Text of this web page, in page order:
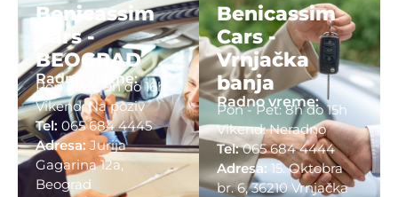
Benicassim
Cars -
BEOGRAD
Radno vreme:
Pon - Pet: 9h do 16h
Vikend: Na poziv
Tel: 065 684 4445
Adresa: Jurija
Gagarina 12a,
Beograd
Benicassim
Cars -
Vrnjačka
banja
Radno vreme:
Pon - Pet: 8h do 15h
Vikend: Neradno
Tel:065 684 4444
Adresa: 15. Oktobra
br. 6, 36210 Vrnjačka